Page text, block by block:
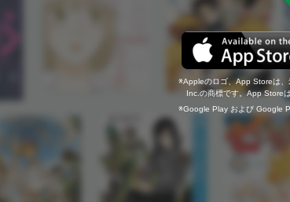
Appleのロゴ、App Storeは
Inc.の商標です。App Store
Google Play および Google